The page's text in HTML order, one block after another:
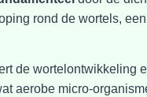
rond de wortels,
de wortelontwikkeling
aerobe micro-